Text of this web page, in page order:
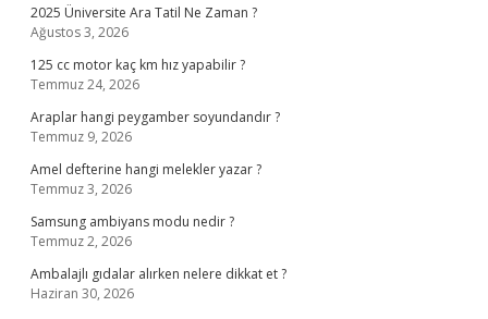
2025 Üniversite Ara Tatil Ne Zaman ?
Ağustos 3, 2026
125 cc motor kaç km hız yapabilir ?
Temmuz 24, 2026
Araplar hangi peygamber soyundandır ?
Temmuz 9, 2026
Amel defterine hangi melekler yazar ?
Temmuz 3, 2026
Samsung ambiyans modu nedir ?
Temmuz 2, 2026
Ambalajlı gıdalar alırken nelere dikkat et ?
Haziran 30, 2026